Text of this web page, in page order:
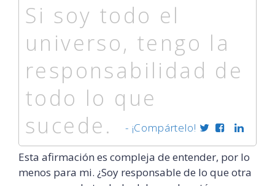
Si soy todo el
universo, tengo la
responsabilidad de
todo lo que
sucede.
- ¡Compártelo!
Esta afirmación es compleja de entender, por lo
menos para mi. ¿Soy responsable de lo que otra